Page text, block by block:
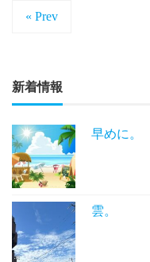
« Prev
新着情報
早めに。
雲。